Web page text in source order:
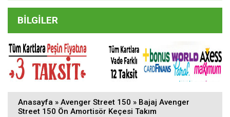
BILGILER
Anasayfa » Avenger Street 150 » Bajaj Avenger
Street 150 Ön Amortisör Keçesi Takım